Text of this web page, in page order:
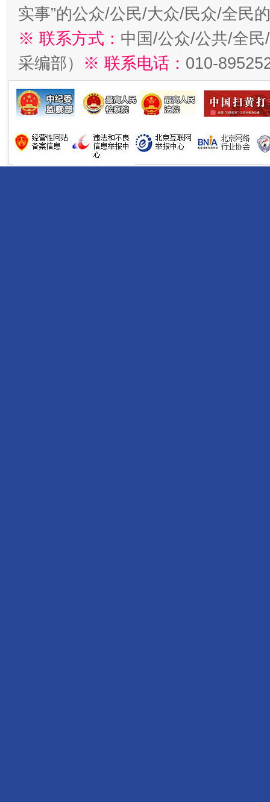
实事”的公众/公民/大众/民众/全民
※ 联系方式： 中国/公众/公共/全
采编部） ※ 联系电话： 010-